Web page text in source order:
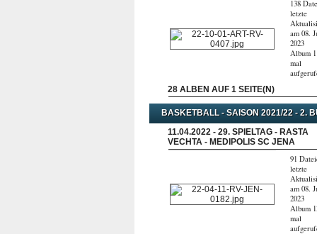
138
letzte
am 08.
2023
Album
mal
28 ALBEN AUF 1 SEITE(N)
BASKETBALL - SAISON 2021/22 - 2.
11.04.2022 - 29. SPIELTAG - RASTA
VECHTA - MEDIPOLIS SC JENA
91
letzte
am 08.
2023
Album
mal